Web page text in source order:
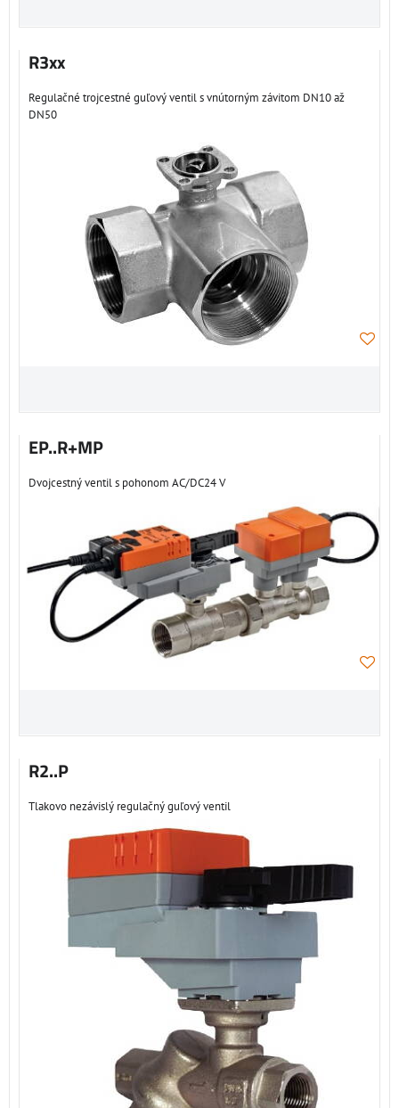
R3xx
Regulačné trojcestné guľový ventil s vnútorným závitom DN10 až
DN50
EP..R+MP
Dvojcestný ventil s pohonom AC/DC24 V
R2..P
Tlakovo nezávislý regulačný guľový ventil